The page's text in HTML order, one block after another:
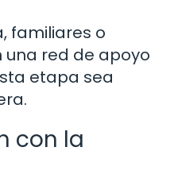
familiares o
red de apoyo
etapa sea
con la